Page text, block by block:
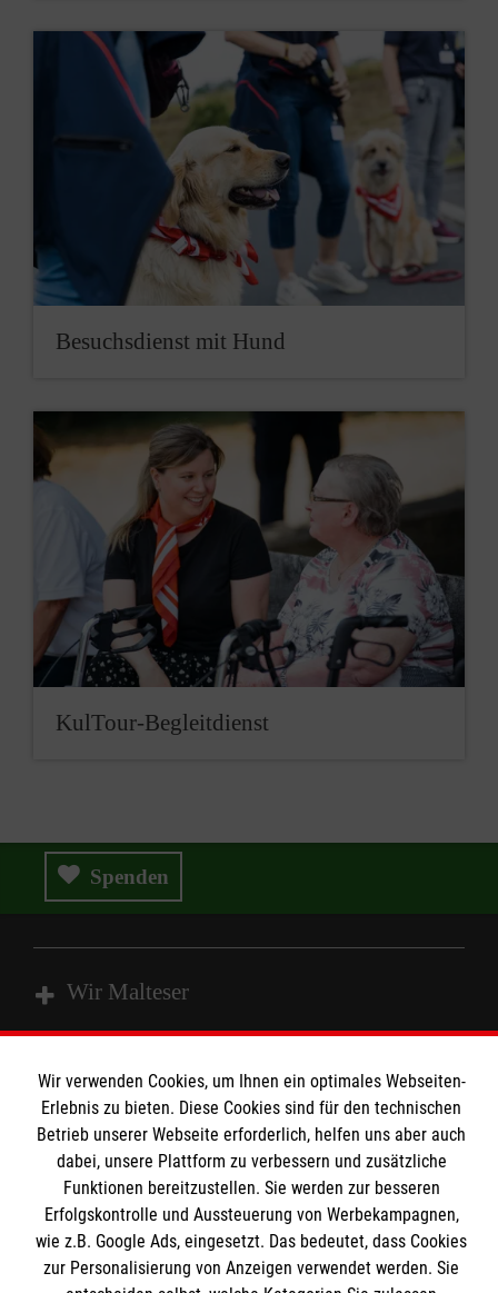
Besuchsdienst mit Hund
KulTour-Begleitdienst
Spenden
Wir Malteser
Spenden & Helfen
Angebote & Leistungen
Kursangebote
Mitarbeiten & Stellenangebote
Wir Malteser
Informationen
Kontakt
Presse und Medien
Transparenz
Malteser online
Wir verwenden Cookies, um Ihnen ein optimales Webseiten-
Erlebnis zu bieten. Diese Cookies sind für den technischen
Betrieb unserer Webseite erforderlich, helfen uns aber auch
dabei, unsere Plattform zu verbessern und zusätzliche
Funktionen bereitzustellen. Sie werden zur besseren
Erfolgskontrolle und Aussteuerung von Werbekampagnen,
wie z.B. Google Ads, eingesetzt. Das bedeutet, dass Cookies
zur Personalisierung von Anzeigen verwendet werden. Sie